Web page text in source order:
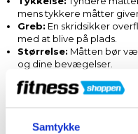
Samtykke
mens tykkere måtter
Greb: En skridsikker
med at blive på plads.
Størrelse: Måtten bør
og dine bevægelser.
vedligeholdelse.